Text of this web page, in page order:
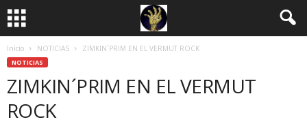
Inicio NOTICIAS ZIMKIN´PRIM EN EL VERMUT ROCK
NOTICIAS
ZIMKIN´PRIM EN EL VERMUT
ROCK